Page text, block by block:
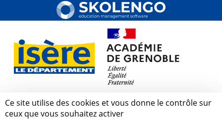
Ce site utilise des cookies et vous donne le contrôle sur
ceux que vous souhaitez activer